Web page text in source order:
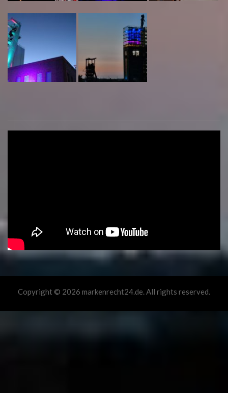
Copyright © 2026 markenrecht24.de. All rights reserved.